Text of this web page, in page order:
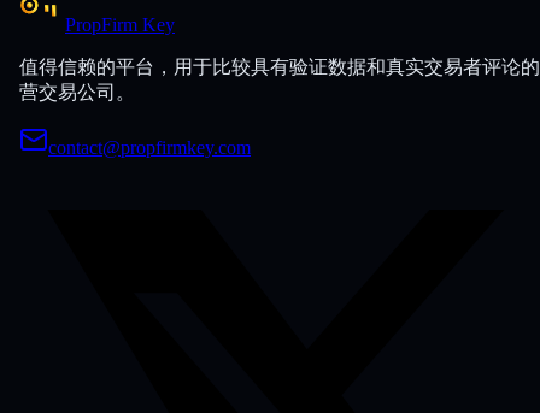
PropFirm Key
值得信赖的平台，用于比较具有验证数据和真实交易者评论
营交易公司。
contact@propfirmkey.com